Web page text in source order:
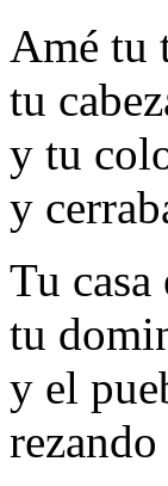
Amé tu
tu
y tu
y
Tu
tu
y el